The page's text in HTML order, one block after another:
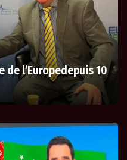
l’Europedepuis 10